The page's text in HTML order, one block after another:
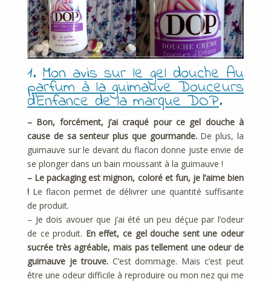
1.Mon avis sur le gel douche Au
parfum à la guimauve Douceurs
d’Enfance de la marque DOP.
– Bon, forcément, j’ai craqué pour ce gel douche à
cause de sa senteur plus que gourmande.De plus, la
guimauve sur le devant du flacon donne juste envie de
se plonger dans un bain moussant à la guimauve !
– Le packaging est mignon, coloré et fun, je l’aime bien
! Le flacon permet de délivrer une quantité suffisante
de produit.
– Je dois avouer que j’ai été un peu déçue par l’odeur
de ce produit. En effet, ce gel douche sent une odeur
sucrée très agréable, mais pas tellement une odeur de
guimauve je trouve.C’est dommage. Mais c’est peut
être une odeur difficile à reproduire ou mon nez qui me